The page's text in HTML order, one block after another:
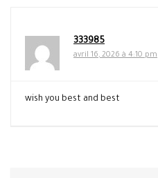
333985
avril 16, 2026 à 4:10 pm
wish you best and best